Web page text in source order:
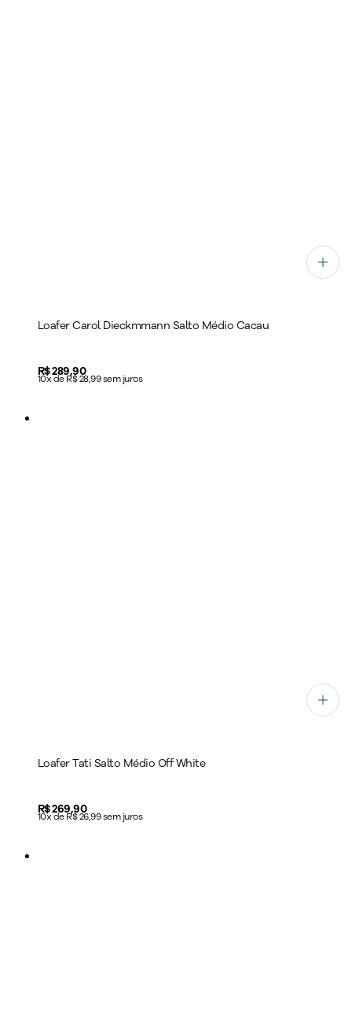
Loafer Carol Dieckmmann Salto Médio Cacau
Price:
R$ 289,90
10x de R$ 28,99 sem juros
Loafer Tati Salto Médio Off White
Price:
R$ 269,90
10x de R$ 26,99 sem juros